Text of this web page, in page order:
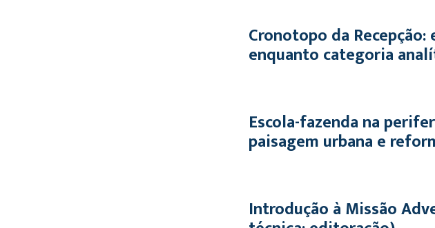
Cronotopo da
enquanto categoria
Escola-fazenda na
paisagem urbana e
Introdução à Missão